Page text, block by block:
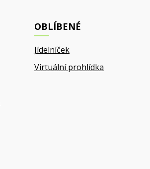
OBLÍBENÉ
Jídelníček
Virtuální prohlídka